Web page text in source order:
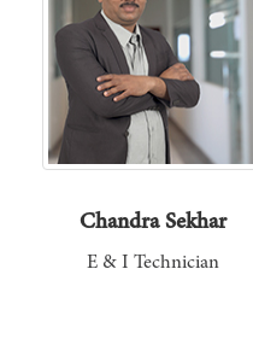
Chandra Sekhar
E & I Technician